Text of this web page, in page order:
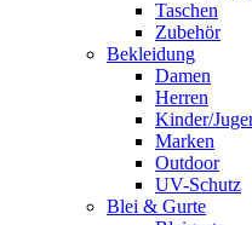
Taschen
Zubehör
Bekleidung
Damen
Herren
Kinder/
Marken
Outdoor
UV-Schutz
Blei & Gurte